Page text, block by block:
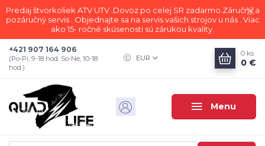
Predaj štvorkoliek ATV UTV .Dovoz po celej SR zadarmo.Záručný a
pozáručný servis . Objednajte sa na servis vašich strojov u nás . Viac
ako 15- ročné skúsenosti sú zárukou kvality.
Menu
EUR
+421 907 164 906
(Po-Pi, 9-18 hod. So-Ne, 10-18
hod.)
0 ks
0 €